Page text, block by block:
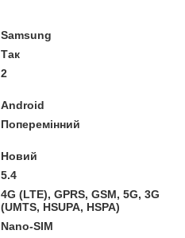
Samsung
Так
2
Android
Поперемінний
Новий
5.4
4G (LTE), GPRS, GSM, 5G, 3G
(UMTS, HSUPA, HSPA)
Nano-SIM